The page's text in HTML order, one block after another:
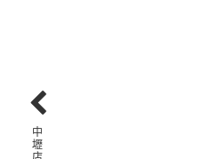
中
壢